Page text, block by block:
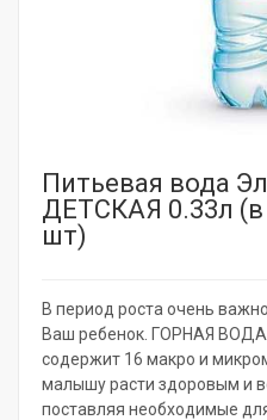
Питьевая вода
ДЕТСКАЯ 0.33л (в
шт)
В период роста очень
Ваш ребенок. ГОРНАЯ
содержит 16 макро и
малышу расти здоровым и
поставляя необходимые